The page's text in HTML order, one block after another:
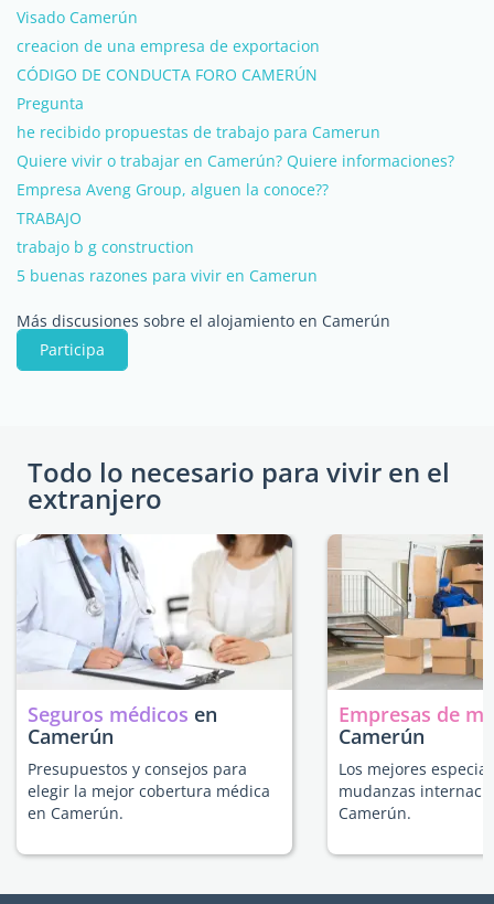
Visado Camerún
creacion de una empresa de exportacion
CÓDIGO DE CONDUCTA FORO CAMERÚN
Pregunta
he recibido propuestas de trabajo para Camerun
Quiere vivir o trabajar en Camerún? Quiere informaciones?
Empresa Aveng Group, alguen la conoce??
TRABAJO
trabajo b g construction
5 buenas razones para vivir en Camerun
Más discusiones sobre el alojamiento en Camerún
Participa
Todo lo necesario para vivir en el
extranjero
Seguros médicos en
Camerún
Presupuestos y consejos para
elegir la mejor cobertura médica
en Camerún.
Empresas de
Camerún
Los mejores
mudanzas
Camerún.